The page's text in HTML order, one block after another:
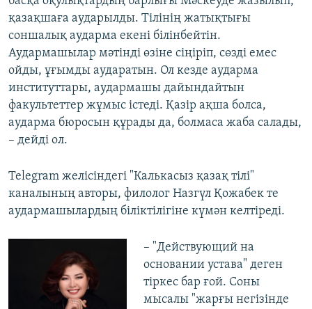
қазақшаға аударылды. Тілінің жатықтығы
соншалық аударма екені білінбейтін.
Аудармашылар мәтінді өзіне сіңіріп, сөзді емес
ойды, ұғымды аударатын. Ол кезде аударма
институттары, аудармашы дайындайтын
факультеттер жұмыс істеді. Қазір ақша болса,
аударма бюросын құрады да, болмаса жаба салады,
– дейді ол.
Telegram желісіндегі "Калькасыз қазақ тілі"
каналының авторы, филолог Назгүл Қожабек те
аудармашылардың біліктілігіне күмән келтіреді.
– "Действующий на
основании устава" деген
тіркес бар ғой. Соны
мысалы "жарғы негізінде